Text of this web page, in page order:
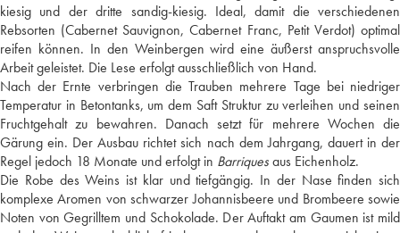
kiesig und der dritte sandig-kiesig. Ideal, damit die verschiedenen
Rebsorten (Cabernet Sauvignon, Cabernet Franc, Petit Verdot) optimal
reifen können. In den Weinbergen wird eine äußerst anspruchsvolle
Arbeit geleistet. Die Lese erfolgt ausschließlich von Hand.
Nach der Ernte verbringen die Trauben mehrere Tage bei niedriger
Temperatur in Betontanks, um dem Saft Struktur zu verleihen und seinen
Fruchtgehalt zu bewahren. Danach setzt für mehrere Wochen die
Gärung ein. Der Ausbau richtet sich nach dem Jahrgang, dauert in der
Regel jedoch 18 Monate und erfolgt in Barriquesaus Eichenholz.
Die Robe des Weins ist klar und tiefgängig. In der Nase finden sich
komplexe Aromen von schwarzer Johannisbeere und Brombeere sowie
Noten von Gegrilltem und Schokolade. Der Auftakt am Gaumen ist mild